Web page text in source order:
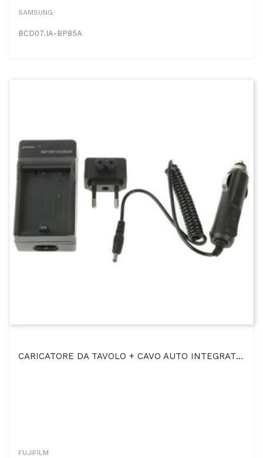
SAMSUNG
BCD07.IA-BP85A
CARICATORE DA TAVOLO + CAVO AUTO INTEGRATO Per FUJIFILM NP-950
FUJIFILM